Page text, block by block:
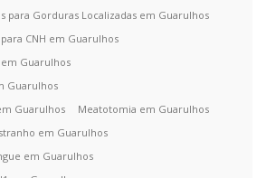
para Gorduras Localizadas em Guarulhos
CNH em Guarulhos
Guarulhos
Guarulhos
Guarulhos
Meatotomia em Guarulhos
em Guarulhos
em Guarulhos